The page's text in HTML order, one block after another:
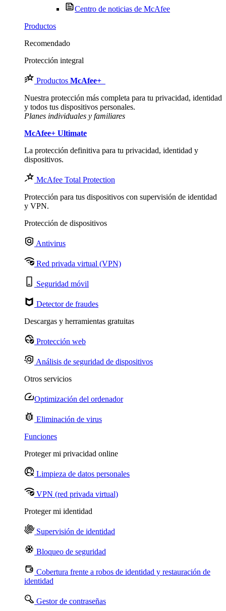
Centro de noticias de McAfee
Productos
Recomendado
Protección integral
Productos McAfee+
Nuestra protección más completa para tu privacidad, identidad
y todos tus dispositivos personales.​
Planes individuales y familiares
McAfee+ Ultimate
La protección definitiva para tu privacidad, identidad y
dispositivos.
McAfee Total Protection
Protección para tus dispositivos con supervisión de identidad
y VPN.
Protección de dispositivos
Antivirus
Red privada virtual (VPN)
Seguridad móvil
Detector de fraudes
Descargas y herramientas gratuitas
Protección web
Análisis de seguridad de dispositivos
Otros servicios
Optimización del ordenador
Eliminación de virus
Funciones
Proteger mi privacidad online
Limpieza de datos personales
VPN (red privada virtual)
Proteger mi identidad
Supervisión de identidad
Bloqueo de seguridad
Cobertura frente a robos de identidad y restauración de
identidad
Gestor de contraseñas